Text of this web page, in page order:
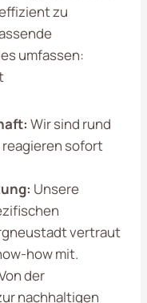
zu
umfassen:
Wir sind rund
reagieren sofort
Unsere
vertraut
how mit.
der
nachhaltigen